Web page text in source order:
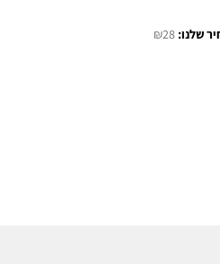
₪28 המחיר